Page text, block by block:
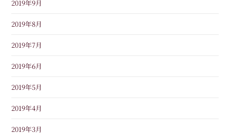
2019年9月
2019年8月
2019年7月
2019年6月
2019年5月
2019年4月
2019年3月